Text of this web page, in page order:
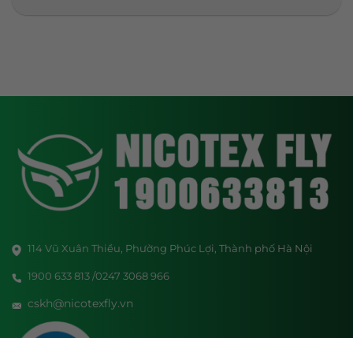
114 Vũ Xuân Thiều, Phường Phúc Lợi, Thành phố Hà Nội
1900 633 813 /0247 3068 966
cskh@nicotexfly.vn